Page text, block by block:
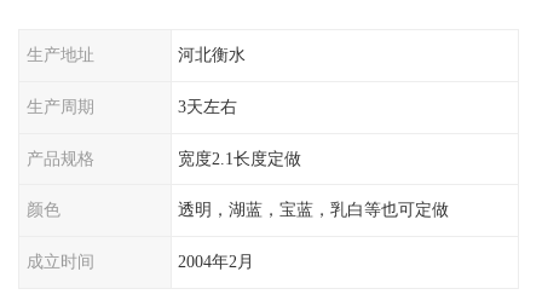
生产地址 河北衡水
生产周期 3天左右
产品规格 宽度2.1长度定做
颜色 透明，湖蓝，宝蓝，乳白等也可定做
成立时间 2004年2月